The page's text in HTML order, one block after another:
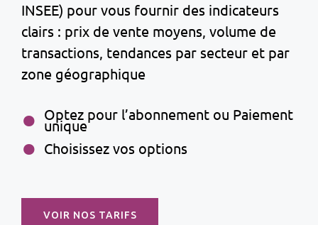
INSEE) pour vous fournir des indicateurs
clairs : prix de vente moyens, volume de
transactions, tendances par secteur et par
zone géographique
Optez pour l’abonnement ou Paiement
unique
Choisissez vos options
VOIR NOS TARIFS